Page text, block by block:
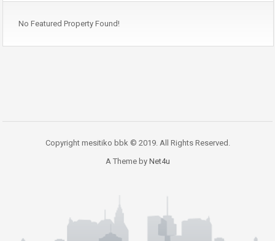
No Featured Property Found!
Copyright mesitiko bbk © 2019. All Rights Reserved.
A Theme by Net4u